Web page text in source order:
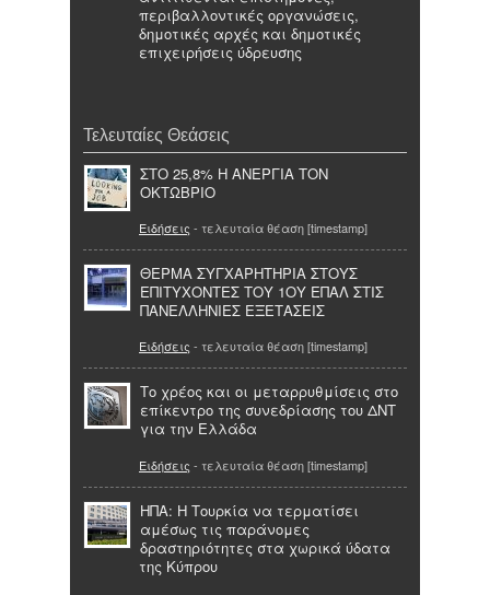
περιβαλλοντικές οργανώσεις,
δημοτικές αρχές και δημοτικές
επιχειρήσεις ύδρευσης
Τελευταίες Θεάσεις
ΣΤΟ 25,8% Η ΑΝΕΡΓΙΑ ΤΟΝ
ΟΚΤΩΒΡΙΟ
Ειδήσεις - τελευταία θέαση [timestamp]
ΘΕΡΜΑ ΣΥΓΧΑΡΗΤΗΡΙΑ ΣΤΟΥΣ
ΕΠΙΤΥΧΟΝΤΕΣ ΤΟΥ 1ΟΥ ΕΠΑΛ ΣΤΙΣ
ΠΑΝΕΛΛΗΝΙΕΣ ΕΞΕΤΑΣΕΙΣ
Ειδήσεις - τελευταία θέαση [timestamp]
Το χρέος και οι μεταρρυθμίσεις στο
επίκεντρο της συνεδρίασης του ΔΝΤ
για την Ελλάδα
Ειδήσεις - τελευταία θέαση [timestamp]
ΗΠΑ: Η Τουρκία να τερματίσει
αμέσως τις παράνομες
δραστηριότητες στα χωρικά ύδατα
της Κύπρου